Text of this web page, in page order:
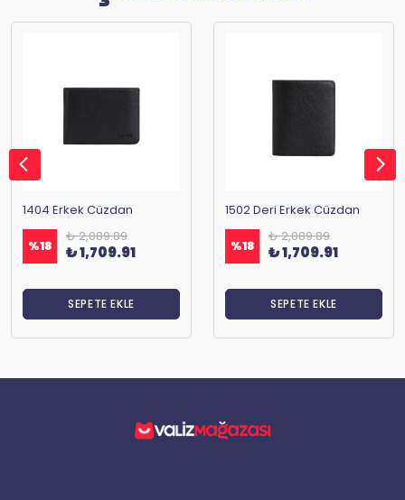
1404 Erkek Cüzdan
%18
₺ 2,089.89
₺ 1,709.91
SEPETE EKLE
1502 Deri Erkek Cüzdan
%18
₺ 2,089.89
₺ 1,709.91
SEPETE EKLE